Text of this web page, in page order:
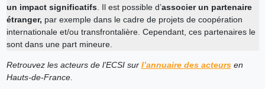
un impact significatifs. Il est possible d’associer un partenaire
étranger, par exemple dans le cadre de projets de coopération
internationale et/ou transfrontalière. Cependant, ces partenaires le
sont dans une part mineure.
Retrouvez les acteurs de l’ECSI sur l’annuaire des acteursen
Hauts-de-France.